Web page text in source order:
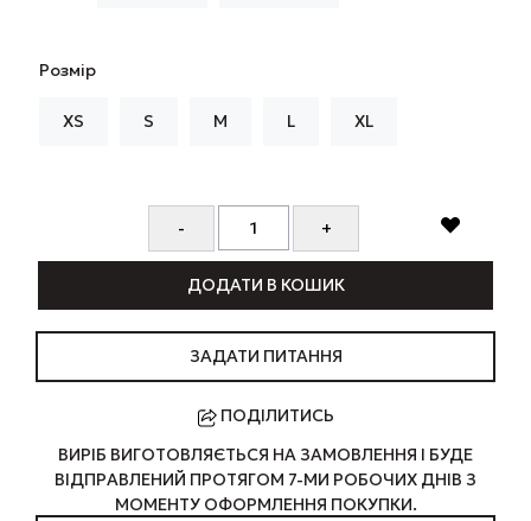
Розмір
XS S M L XL
ДОДАТИ В КОШИК
ЗАДАТИ ПИТАННЯ
ПОДІЛИТИСЬ
ВИРІБ ВИГОТОВЛЯЄТЬСЯ НА ЗАМОВЛЕННЯ І БУДЕ
ВІДПРАВЛЕНИЙ ПРОТЯГОМ 7-МИ РОБОЧИХ ДНІВ З
МОМЕНТУ ОФОРМЛЕННЯ ПОКУПКИ.